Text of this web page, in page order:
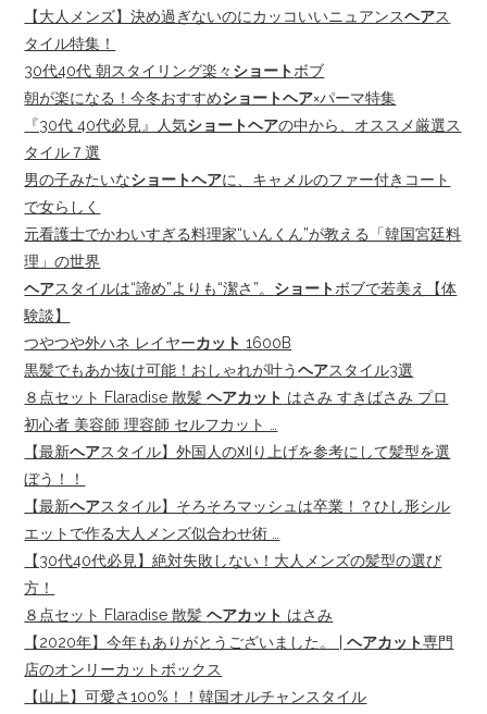
【大人メンズ】決め過ぎないのにカッコいいニュアンスヘアス
タイル特集！
30代40代 朝スタイリング楽々 ショートボブ
朝が楽になる！今冬おすすめショートヘア×パーマ特集
『30代 40代必見』人気ショートヘアの中から、オススメ厳選ス
タイル７選
男の子みたいなショートヘアに、キャメルのファー付きコート
で女らしく
元看護士でかわいすぎる料理家“いんくん”が教える「韓国宮廷料
理」の世界
ヘアスタイルは“諦め”よりも“潔さ”。 ショートボブで若美え【体
験談】
つやつや外ハネ レイヤーカット 1600B
黒髪でもあか抜け可能！おしゃれが叶うヘアスタイル3選
８点セット Flaradise 散髪ヘアカット はさみ すきばさみ プロ
初心者 美容師 理容師 セルフカット …
【最新ヘアスタイル】外国人の刈り上げを参考にして髪型を選
ぼう！！
【最新ヘアスタイル】そろそろマッシュは卒業！？ひし形シル
エットで作る大人メンズ似合わせ術 …
【30代40代必見】絶対失敗しない！大人メンズの髪型の選び
方！
８点セット Flaradise 散髪ヘアカット はさみ
【2020年】今年もありがとうございました。 |ヘアカット専門
店のオンリーカットボックス
【山上】可愛さ100%！！韓国オルチャンスタイル